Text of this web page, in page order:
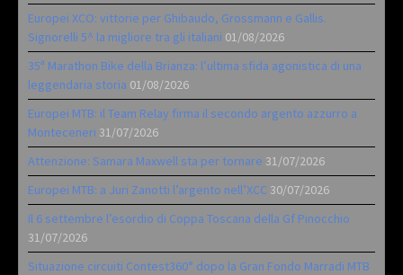
Europei XCO: vittorie per Ghibaudo, Grossmann e Gallis.
Signorelli 5^ la migliore tra gli italiani 01/08/2026
35ª Marathon Bike della Brianza: l’ultima sfida agonistica di una
leggendaria storia 01/08/2026
Europei MTB: il Team Relay firma il secondo argento azzurro a
Monteceneri 31/07/2026
Attenzione: Samara Maxwell sta per tornare 31/07/2026
Europei MTB: a Juri Zanotti l’argento nell’XCC 30/07/2026
Il 6 settembre l’esordio di Coppa Toscana della Gf Pinocchio
31/07/2026
Situazione circuiti Contest360° dopo la Gran Fondo Marradi MTB